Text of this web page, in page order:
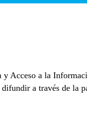
y Acceso a la
a través de la